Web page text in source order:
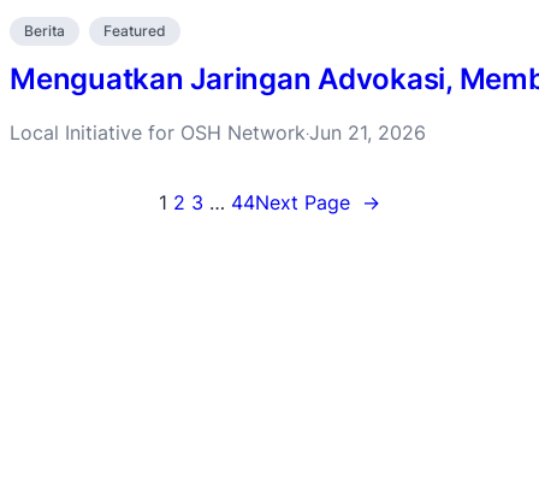
Berita Featured
Menguatkan Jaringan Advokasi,
Local Initiative for OSH Network·Jun 21, 2026
1 2 3 … 44Next Page →